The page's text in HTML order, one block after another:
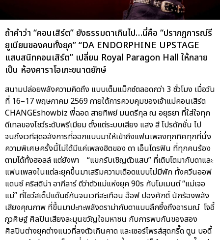
ถ้าคำว่า “คอนเสิร์ต” ยังธรรมดาเกินไป…นี่คือ “ปรากฏการณ์รี
ยูเนียนของคนทั้งยุค” “DA ENDORPHINE UPSTAGE
แสบสนิทคอนเสิร์ต” เปลี่ยน Royal Paragon Hall ให้กลาย
เป็น ห้องคาราโอเกะขนาดยักษ์
สนามปล่อยพลังความคิดถึง แบบเต็มแม็กซ์ตลอดกว่า 3 ชั่วโมง เมื่อวัน
ที่ 16–17 พฤษภาคม 2569 ภายใต้การควบคุมของเจ้าแม่คอนเสิร์ต
CHANGEshowbiz พี่ฉอด สายทิพย์ มนตรีกุล ณ อยุธยา ที่ใส่ใจทุก
ดีเทลของโชว์ระดับพรีเมียม ตั้งแต่ระบบเสียง แสง สี โปรดักชั่น ไป
จนถึงเวทีสุดอลังการที่ออกแบบมาให้เข้าถึงแฟนเพลงทุกทิศทุกที่นั่ง
ความพิเศษครั้งนี้ไม่ได้มีแค่เพลงฮิตของ ดา เอ็นโดรฟิน ที่ทุกคนร้อง
ตามได้ทั้งฮอลล์ แต่ยังพา “แขกรับเชิญตัวแสบ” ที่เติบโตมากับดาและ
แฟนเพลงในแต่ละยุคขึ้นมาเสริมความเดือดแบบไม่มีพัก ทั้งควีนออฟ
แดนซ์ คริสติน่า อากีลาร์ ดีว่าตัวแม่แห่งยุค 90s กับโมเมนต์ “แม่เจอ
แม่” ที่โชว์สเต็ปแด๊นซ์กันจนเวทีสะเทือน อ๊อฟ ปองศักดิ์ นักร้องพลัง
เสียงคุณภาพ ที่ขึ้นมาปะทะพลังดราม่ากับดาแบบลึกซึ้งถึงอารมณ์ โจอี้
ภูวศิษฐ์ ศิลปินเสียงละมุนขวัญใจมหาชน กับการพบกันของสอง
ศิลปินต่างยุคต่างแนวที่ลงตัวเกินคาด และเซอร์ไพรส์สุดกรี๊ด ตูน บอดี้